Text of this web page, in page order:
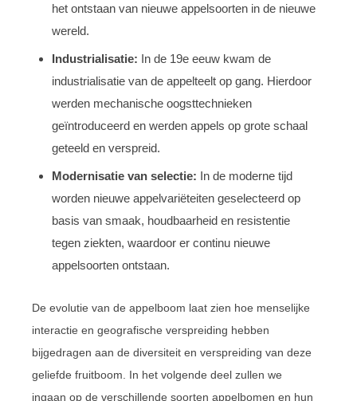
het ontstaan van nieuwe appelsoorten in de nieuwe
wereld.
Industrialisatie: In de 19e eeuw kwam de
industrialisatie van de appelteelt op gang. Hierdoor
werden mechanische oogsttechnieken
geïntroduceerd en werden appels op grote schaal
geteeld en verspreid.
Modernisatie van selectie: In de moderne tijd
worden nieuwe appelvariëteiten geselecteerd op
basis van smaak, houdbaarheid en resistentie
tegen ziekten, waardoor er continu nieuwe
appelsoorten ontstaan.
De evolutie van de appelboom laat zien hoe menselijke
interactie en geografische verspreiding hebben
bijgedragen aan de diversiteit en verspreiding van deze
geliefde fruitboom. In het volgende deel zullen we
ingaan op de verschillende soorten appelbomen en hun